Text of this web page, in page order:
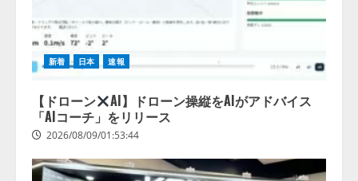
新着 日本 速報
【ドローン
AI】ドローン操縦をAIがアドバイス
「AIコーチ」をリリース
2026/08/09/01:53:44